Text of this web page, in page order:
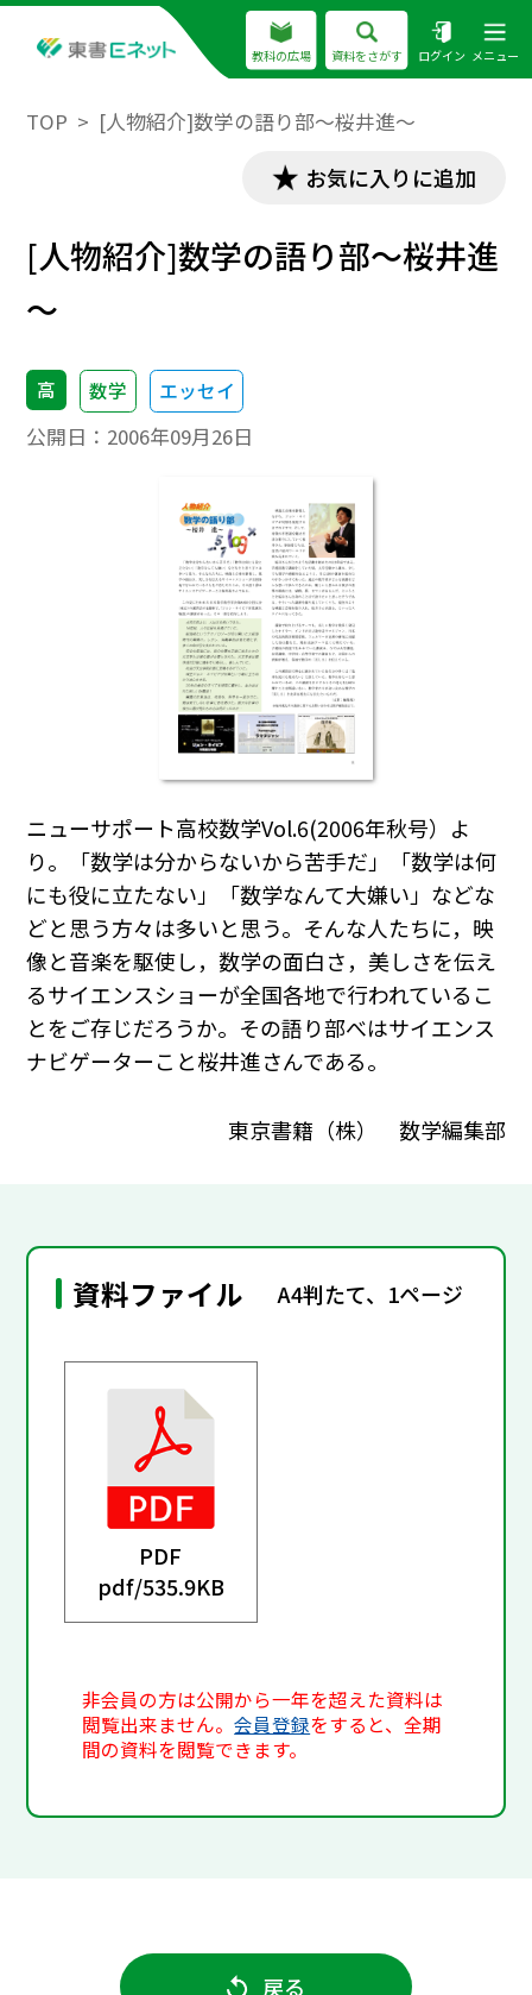
教科の広場 資料をさがす ログイン メニュー
TOP [人物紹介]数学の語り部～桜井進～
お気に入りに追加
[人物紹介]数学の語り部～桜井進
～
高 数学 エッセイ
公開日： 2006年09月26日
ニューサポート高校数学Vol.6(2006年秋号）よ
り。「数学は分からないから苦手だ」「数学は何
にも役に立たない」「数学なんて大嫌い」などな
どと思う方々は多いと思う。そんな人たちに，映
像と音楽を駆使し，数学の面白さ，美しさを伝え
るサイエンスショーが全国各地で行われているこ
とをご存じだろうか。その語り部べはサイエンス
ナビゲーターこと桜井進さんである。
東京書籍（株） 数学編集部
資料ファイル A4判たて、1ページ
PDF
pdf/535.9KB
非会員の方は公開から一年を超えた資料は
閲覧出来ません。会員登録をすると、全期
間の資料を閲覧できます。
戻る